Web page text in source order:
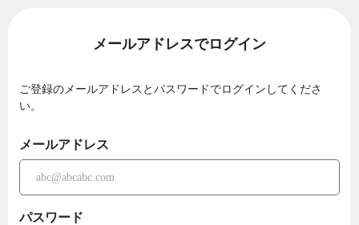
メールアドレスでログイン
ご登録のメールアドレスとパスワードでログインしてくださ
い。
メールアドレス
パスワード